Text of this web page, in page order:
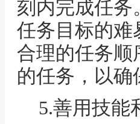
刻内完成任务
任务目标的难
合理的任务顺
的任务，以
5.善用技能